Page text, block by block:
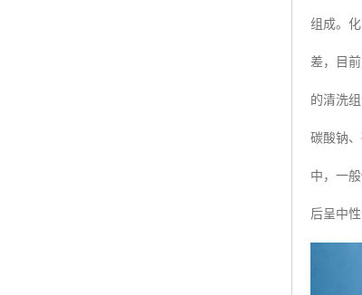
组成。
差，目
的清洗
碳酸钠
中，一
后呈中